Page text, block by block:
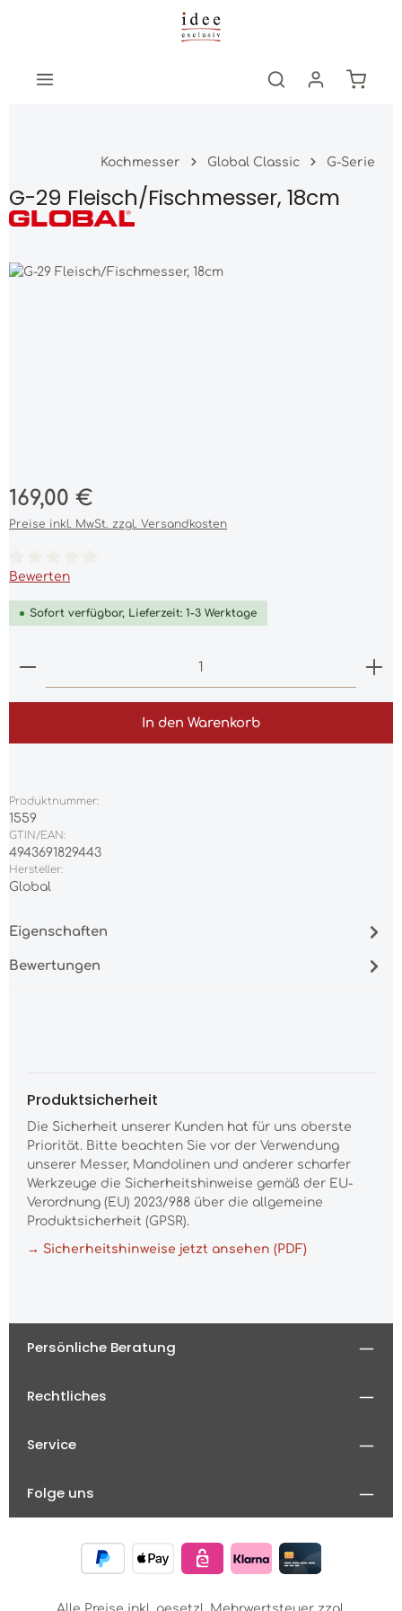
Zum Hauptinhalt springen
Kochmesser Global Classic G-Serie
G-29 Fleisch/Fischmesser, 18cm
Bildergalerie überspringen
Regulärer Preis:
169,00 €
Preise inkl. MwSt. zzgl. Versandkosten
Durchschnittliche Bewertung von 0 von 5 Sternen
Bewerten
Sofort verfügbar, Lieferzeit: 1-3 Werktage
Produkt Anzahl: Gib den gewünschten Wert
In den Warenkorb
Produktnummer:
1559
GTIN/EAN:
4943691829443
Hersteller:
Global
Eigenschaften
Bewertungen
Produktsicherheit
Die Sicherheit unserer Kunden hat für uns oberste
Priorität. Bitte beachten Sie vor der Verwendung
unserer Messer, Mandolinen und anderer scharfer
Werkzeuge die Sicherheitshinweise gemäß der EU-
Verordnung (EU) 2023/988 über die allgemeine
Produktsicherheit (GPSR).
→ Sicherheitshinweise jetzt ansehen (PDF)
Persönliche Beratung
Rechtliches
Service
Folge uns